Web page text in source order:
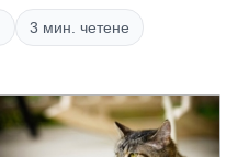
3 мин. четене